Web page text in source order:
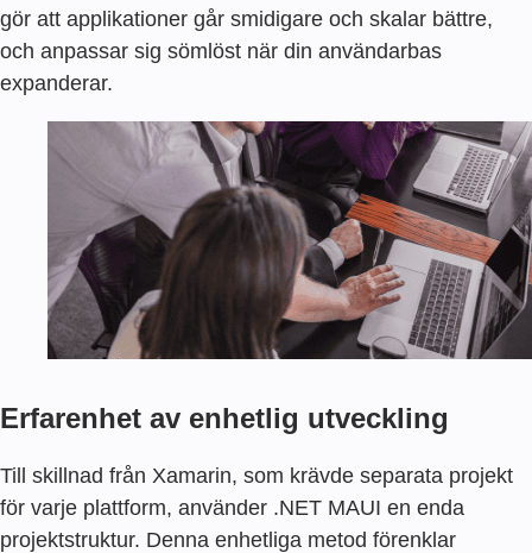
gör att applikationer går smidigare och skalar bättre,
och anpassar sig sömlöst när din användarbas
expanderar.
Erfarenhet av enhetlig utveckling
Till skillnad från Xamarin, som krävde separata projekt
för varje plattform, använder .NET MAUI en enda
projektstruktur. Denna enhetliga metod förenklar